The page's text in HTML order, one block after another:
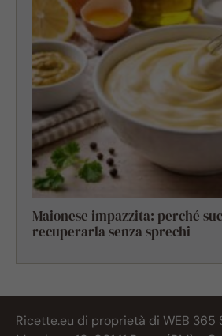
Maionese impazzita: perché
recuperarla senza sprechi
Ricette.eu di proprietà di WEB 365